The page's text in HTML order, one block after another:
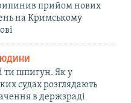
прийом нових
на Кримському
ти шпигун. Як у
судах розглядають
в держзраді